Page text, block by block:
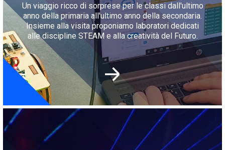
Un viaggio ricco di sorprese per le classi dall'ultimo
anno della primaria all'ultimo anno della secondaria.
Insieme alla visita proponiamo laboratori dedicati
alle discipline STEAM e alla creatività del Futuro.
Immagine